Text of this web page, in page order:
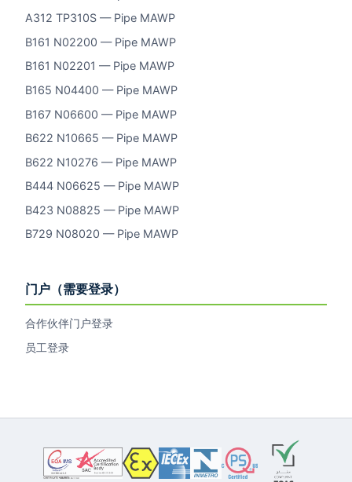
A312 TP310S — Pipe MAWP
B161 N02200 — Pipe MAWP
B161 N02201 — Pipe MAWP
B165 N04400 — Pipe MAWP
B167 N06600 — Pipe MAWP
B622 N10665 — Pipe MAWP
B622 N10276 — Pipe MAWP
B444 N06625 — Pipe MAWP
B423 N08825 — Pipe MAWP
B729 N08020 — Pipe MAWP
门户（需要登录）
合作伙伴门户登录
员工登录